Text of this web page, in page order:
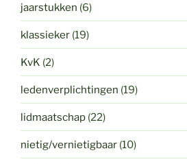
jaarstukken (6)
klassieker (19)
KvK (2)
ledenverplichtingen (19)
lidmaatschap (22)
nietig/vernietigbaar (10)